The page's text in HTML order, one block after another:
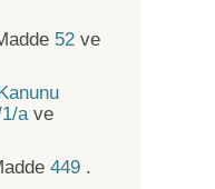
52 ve
a ve
449 .